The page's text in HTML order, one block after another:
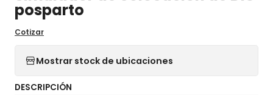
posparto
Cotizar
Mostrar stock de ubicaciones
DESCRIPCIÓN